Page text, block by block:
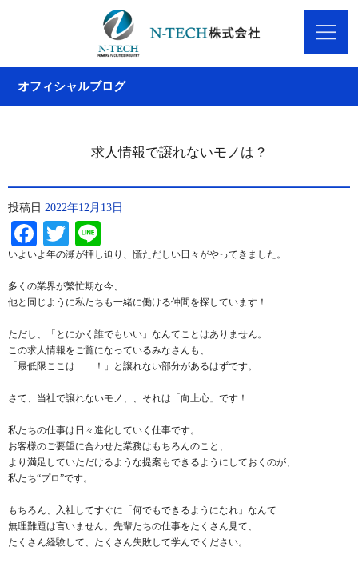
オフィシャルブログ
求人情報で譲れないモノは？
投稿日 2022年12月13日
Facebook
Twitter
いよいよ年の瀬が押し迫り、慌ただしい日々がやってきました。
多くの業界が繁忙期な今、
他と同じように私たちも一緒に働ける仲間を探しています！
ただし、「とにかく誰でもいい」なんてことはありません。
この求人情報をご覧になっているみなさんも、
「最低限ここは……！」と譲れない部分があるはずです。
さて、当社で譲れないモノ、、それは「向上心」です！
私たちの仕事は日々進化していく仕事です。
お客様のご要望に合わせた業務はもちろんのこと、
より満足していただけるような提案もできるようにしておくのが、
私たち“プロ”です。
もちろん、入社してすぐに「何でもできるようになれ」なんて
無理難題は言いません。先輩たちの仕事をたくさん見て、
たくさん経験して、たくさん失敗して学んでください。